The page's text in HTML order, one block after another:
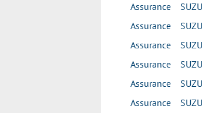
Assurance
Assurance
Assurance
Assurance
Assurance
Assurance